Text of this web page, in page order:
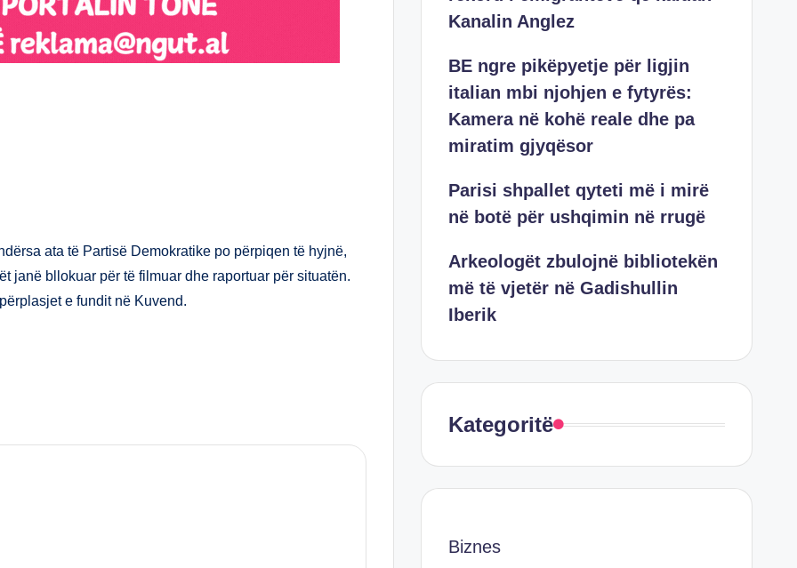
ata të Partisë Demokratike po përpiqen të hyjnë,
janë bllokuar për të filmuar dhe raportuar për situatën.
e fundit në Kuvend.
Kanalin Anglez
BE ngre pikëpyetje për ligjin
italian mbi njohjen e fytyrës:
Kamera në kohë reale dhe pa
miratim gjyqësor
Parisi shpallet qyteti më i mirë
në botë për ushqimin në rrugë
Arkeologët zbulojnë bibliotekën
më të vjetër në Gadishullin
Iberik
Kategoritë
Biznes